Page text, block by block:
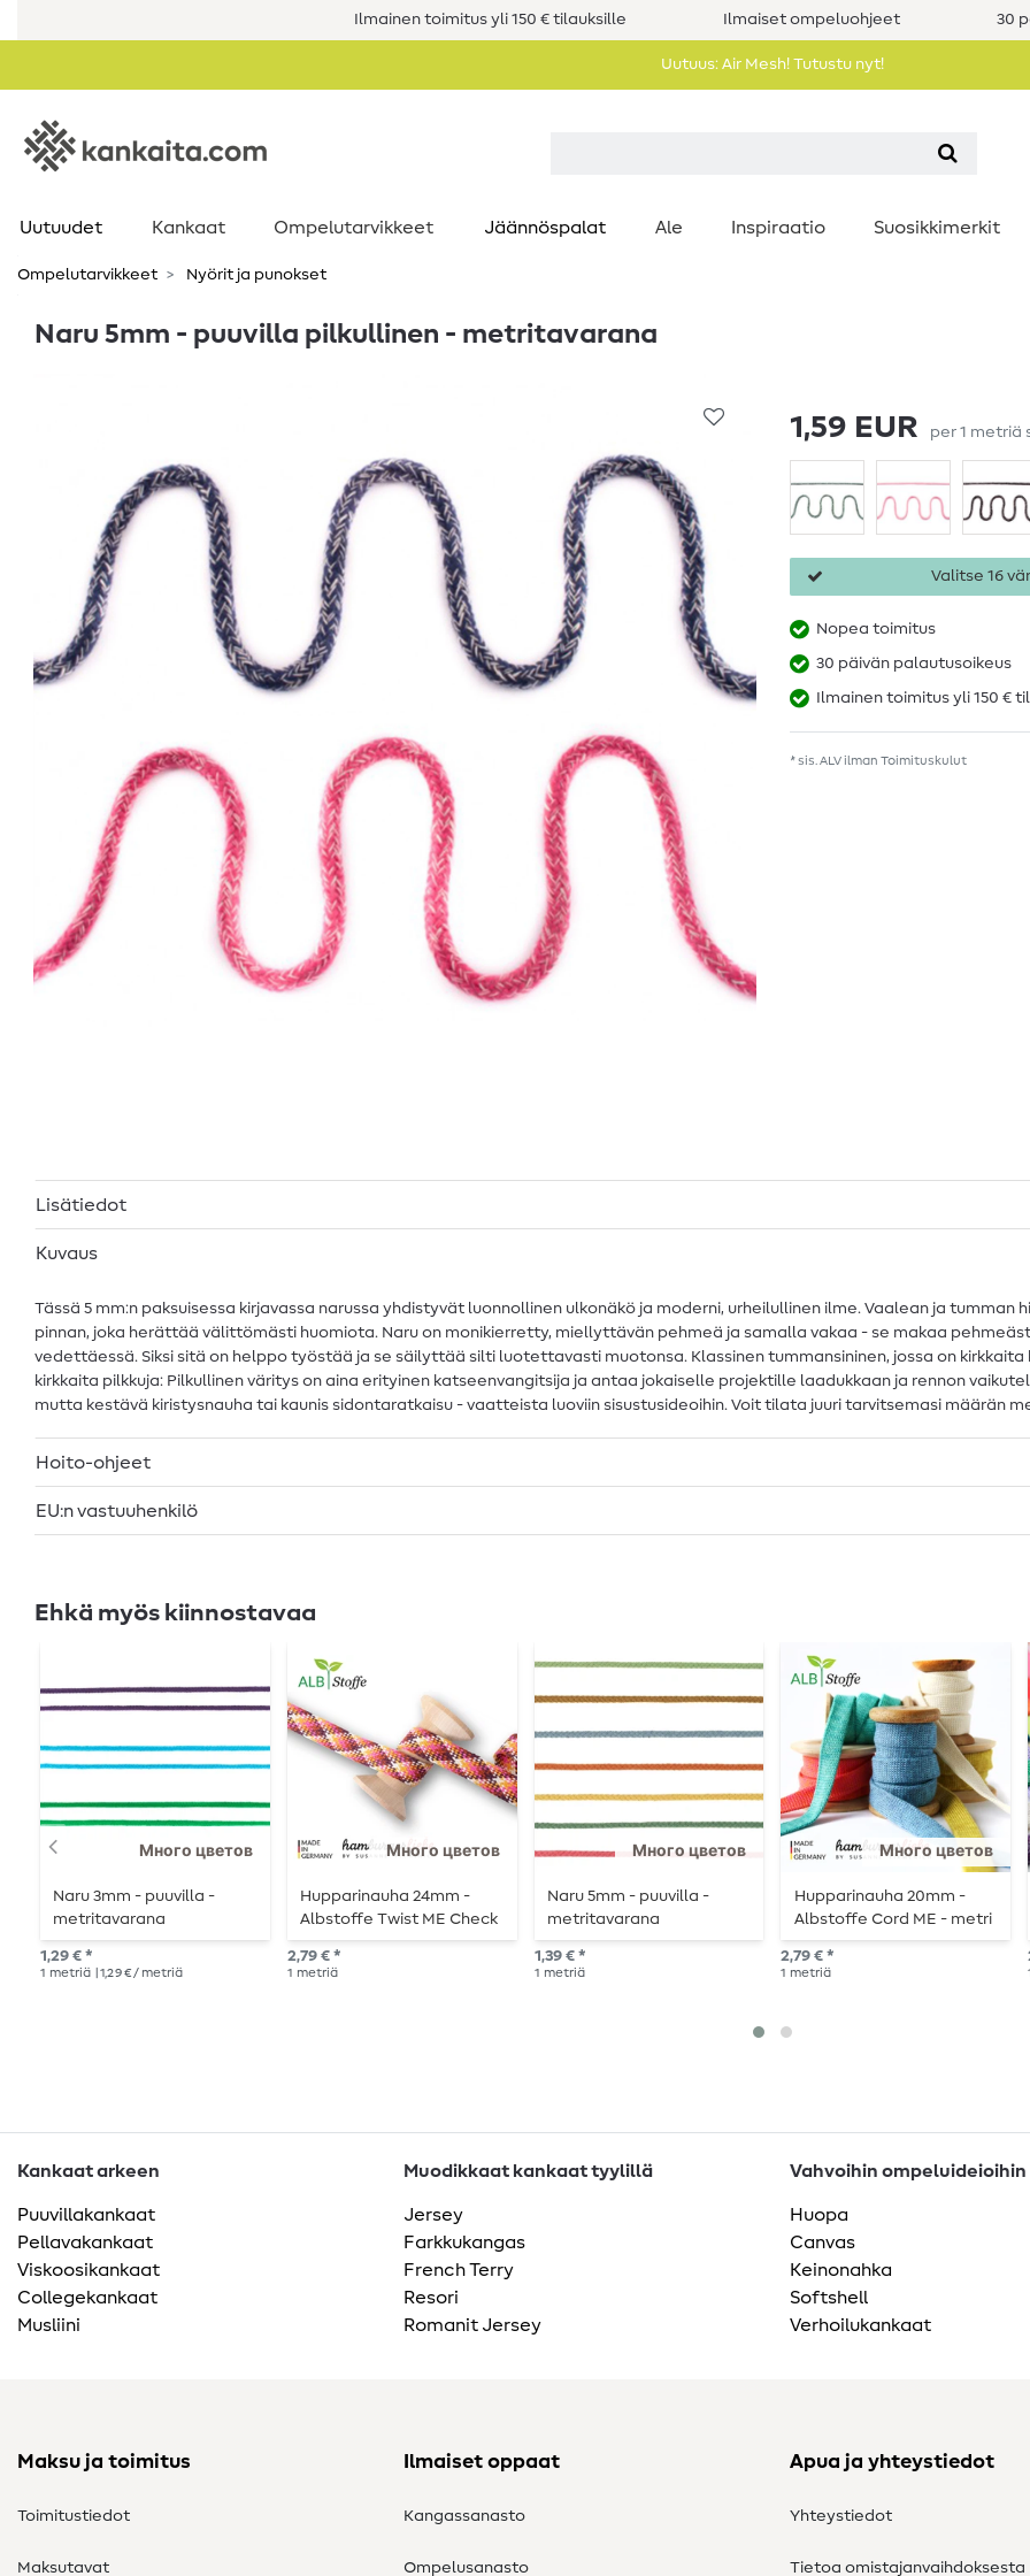
Ilmainen toimitus yli 150 € tilauksille Ilmaiset ompeluohjeet 30
Uutuus: Air Mesh! Tutustu nyt!
Uutuudet Kankaat Ompelutarvikkeet Jäännöspalat Ale Inspiraatio Suosikkimerkit
Ompelutarvikkeet Nyörit ja punokset
Naru 5mm - puuvilla pilkullinen - metritavarana
1,59 EUR per 1 metriä
Valitse 16
Nopea toimitus
30 päivän palautusoikeus
Ilmainen toimitus yli 150 €
* sis. ALV ilman Toimituskulut
Lisätiedot
Kuvaus
Tässä 5 mm:n paksuisessa kirjavassa narussa yhdistyvät luonnollinen ulkonäkö ja moderni, urheilullinen ilme. Vaalean ja
pinnan, joka herättää välittömästi huomiota. Naru on monikierretty, miellyttävän pehmeä ja samalla vakaa - se makaa
vedettäessä. Siksi sitä on helppo työstää ja se säilyttää silti luotettavasti muotonsa. Klassinen tummansininen, jossa on kirkkaita
kirkkaita pilkkuja: Pilkullinen väritys on aina erityinen katseenvangitsija ja antaa jokaiselle projektille laadukkaan ja rennon
mutta kestävä kiristysnauha tai kaunis sidontaratkaisu - vaatteista luoviin sisustusideoihin. Voit tilata juuri tarvitsemasi määrän
Hoito-ohjeet
EU:n vastuuhenkilö
Ehkä myös kiinnostavaa
Много цветов
Naru 3mm - puuvilla -
metritavarana
1,29 € *
1 metriä | 1,29 € / metriä
Много цветов
Hupparinauha 24mm -
Albstoffe Twist ME Check
- metri kerrallaan
2,79 € *
1 metriä
Много цветов
Naru 5mm - puuvilla -
metritavarana
1,39 € *
1 metriä
Много цветов
Hupparinauha 20mm -
Albstoffe Cord ME - metri
kerrallaan
2,79 € *
1 metriä
Kankaat arkeen
Puuvillakankaat
Pellavakankaat
Viskoosikankaat
Collegekankaat
Musliini
Muodikkaat kankaat tyylillä
Jersey
Farkkukangas
French Terry
Resori
Romanit Jersey
Vahvoihin ompeluideioihin
Huopa
Canvas
Keinonahka
Softshell
Verhoilukankaat
Maksu ja toimitus
Toimitustiedot
Maksutavat
Ilmaiset oppaat
Kangassanasto
Ompelusanasto
Apua ja yhteystiedot
Yhteystiedot
Tietoa omistajanvaihdoksesta